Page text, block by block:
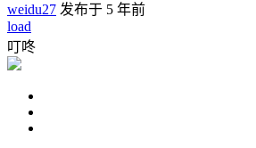
weidu27 发布于 5 年前
load
叮咚